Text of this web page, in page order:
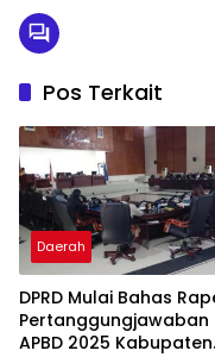
Pos Terkait
Daerah
DPRD Mulai Bahas
Pertanggungjawaban
APBD 2025 Kabupaten